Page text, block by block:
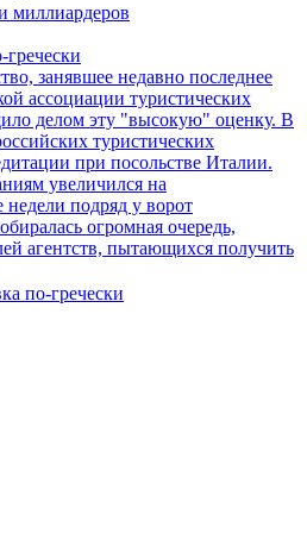
гречески
занявшее недавно последнее
ассоциации туристических
делом эту "высокую" оценку. В
туристических
при посольстве Италии.
увеличился на
подряд у ворот
огромная очередь,
агентств, пытающихся получить